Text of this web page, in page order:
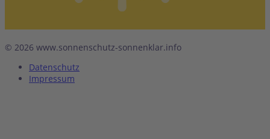
© 2026 www.sonnenschutz-sonnenklar.info
Datenschutz
Impressum